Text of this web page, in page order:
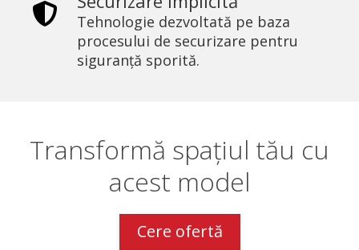
Tehnologie dezvoltată pe baza
procesului de securizare pentru
siguranță sporită.
Transformă spațiul tău cu
acest model
Cere ofertă